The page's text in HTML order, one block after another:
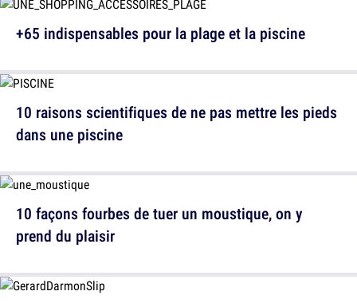
10 raisons scientifiques de ne pas mettre les pieds
dans une piscine
+65 indispensables pour la plage et la piscine
10 façons fourbes de tuer un moustique, on y
prend du plaisir